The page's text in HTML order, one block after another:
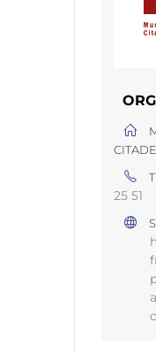
25 51